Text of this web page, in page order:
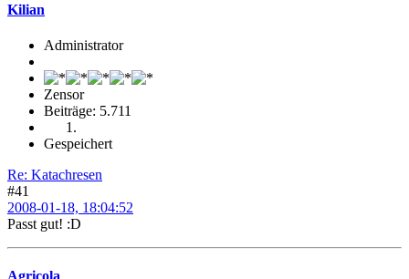
Kilian
Administrator
Zensor
Beiträge: 5.711
Gespeichert
Re: Katachresen
#41
2008-01-18, 18:04:52
Passt gut! :D